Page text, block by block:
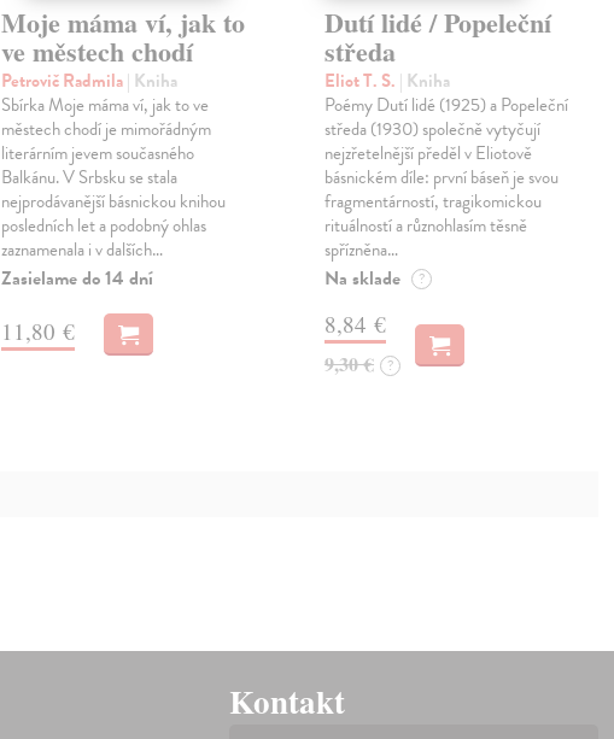
Moje máma ví, jak to
ve městech chodí
Petrovič Radmila| Kniha
Sbírka Moje máma ví, jak to ve
městech chodí je mimořádným
literárním jevem současného
Balkánu. V Srbsku se stala
nejprodávanější básnickou knihou
posledních let a podobný ohlas
zaznamenala i v dalších…
Zasielame do 14 dní
11,80 €
Dutí lidé / Popeleční
středa
Eliot T. S. | Kniha
Poémy Dutí lidé (1925) a Popeleční
středa (1930) společně vytyčují
nejzřetelnější předěl v Eliotově
básnickém díle: první báseň je svou
fragmentárností, tragikomickou
rituálností a různohlasím těsně
spřízněna…
Na sklade ?
8,84 €
9,30 € ?
Kontakt